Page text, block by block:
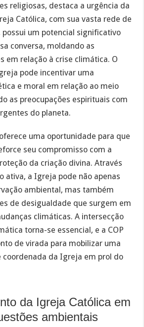
religiosas, destaca a urgência da
Católica, com sua vasta rede de
um potencial significativo
conversa, moldando as
em relação à crise climática. O
pode incentivar uma
e moral em relação ao meio
as preocupações espirituais com
do planeta.
uma oportunidade para que
seu compromisso com a
da criação divina. Através
ativa, a Igreja pode não apenas
ambiental, mas também
de desigualdade que surgem em
climáticas. A intersecção
torna-se essencial, e a COP
de virada para mobilizar uma
coordenada da Igreja em prol do
da Igreja Católica em
ambientais